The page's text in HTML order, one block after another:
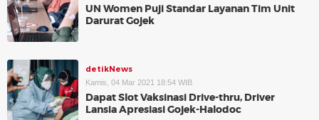
UN Women Puji Standar Layanan Tim Unit
Darurat Gojek
detikNews
Kamis, 04 Mar 2021 18:54 WIB
Dapat Slot Vaksinasi Drive-thru, Driver
Lansia Apresiasi Gojek-Halodoc